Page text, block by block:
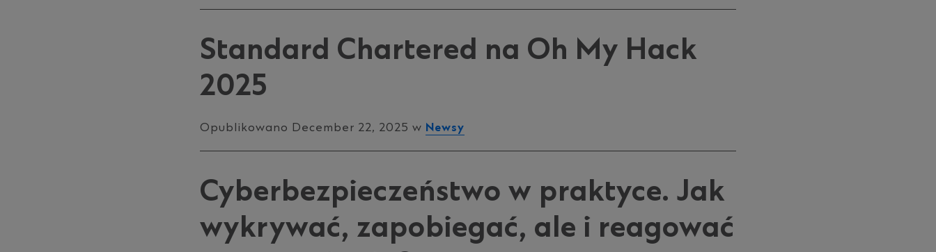
Standard Chartered na Oh My Hack
2025
Opublikowano December 22, 2025 w Newsy
Cyberbezpieczeństwo w praktyce. Jak
wykrywać, zapobiegać, ale i reagować